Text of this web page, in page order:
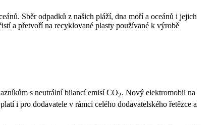
Sběr odpadků z našich pláží, dna moří a oceánů i jejich
a přetvoří na recyklované plasty používané k výrobě
s neutrální bilancí emisí CO2. Nový elektromobil na
i pro dodavatele v rámci celého dodavatelského řetězce a